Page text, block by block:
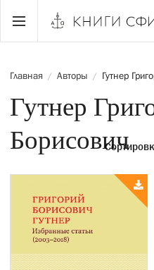
Главная / Авторы / Гутнер
Гутнер
Борисович